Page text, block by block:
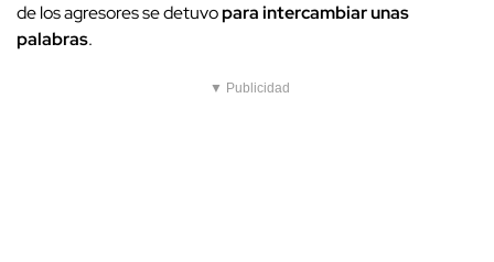
de los agresores se detuvopara intercambiar unas
palabras.
▼ Publicidad